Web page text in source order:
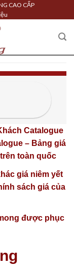
CAO CẤP
Catalogue
– Bảng giá
toàn quốc
giá niêm yết
sách giá của
được phục